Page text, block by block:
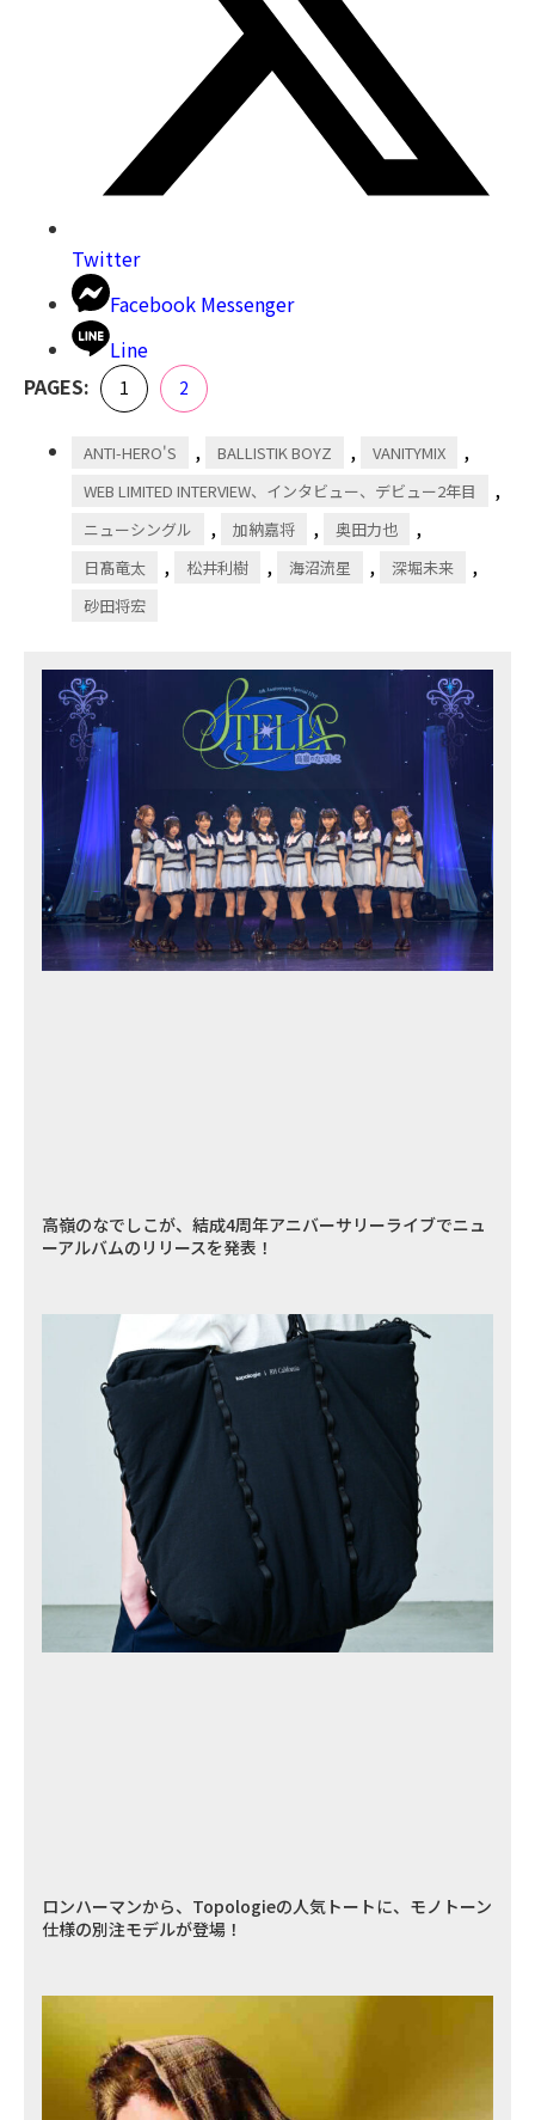
Twitter
Facebook Messenger
Line
PAGES:
Page
1 Page
2
ANTI-HERO'S , BALLISTIK BOYZ , VANITYMIX ,
WEB LIMITED INTERVIEW、インタビュー、デビュー2年目 ,
ニューシングル , 加納嘉将 , 奥田力也 ,
日髙竜太 , 松井利樹 , 海沼流星 , 深堀未来 ,
砂田将宏
高嶺のなでしこが、結成4周年アニバーサリーライブでニュ
ーアルバムのリリースを発表！
ロンハーマンから、Topologieの人気トートに、モノトーン
仕様の別注モデルが登場！